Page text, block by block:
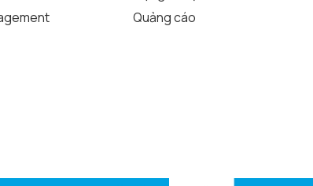
Quảng cáo